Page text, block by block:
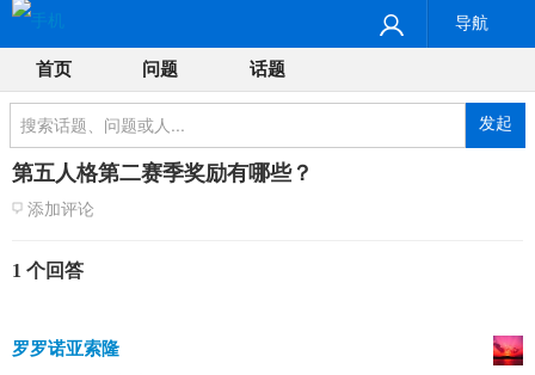
导航
首页 问题 话题
发起
第五人格第二赛季奖励有哪些？
添加评论
1 个回答
罗罗诺亚索隆